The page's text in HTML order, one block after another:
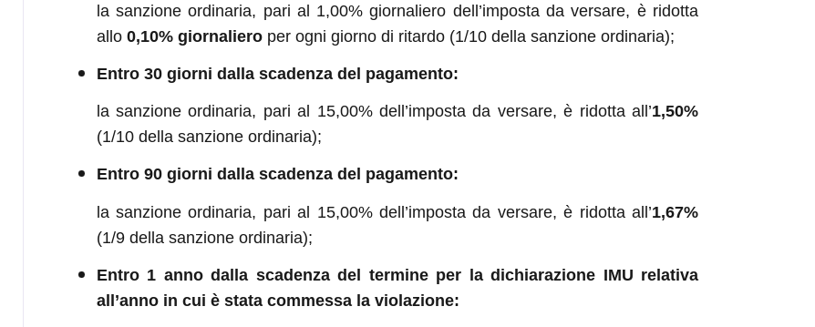
la sanzione ordinaria, pari al 1,00% giornaliero dell’imposta da versare, è ridotta
allo 0,10% giornalieroper ogni giorno di ritardo (1/10 della sanzione ordinaria);
Entro 30 giorni dalla scadenza del pagamento:
la sanzione ordinaria, pari al 15,00% dell’imposta da versare, è ridotta all’1,50%
(1/10 della sanzione ordinaria);
Entro 90 giorni dalla scadenza del pagamento:
la sanzione ordinaria, pari al 15,00% dell’imposta da versare, è ridotta all’1,67%
(1/9 della sanzione ordinaria);
Entro 1 anno dalla scadenza del termine per la dichiarazione IMU relativa
all’anno in cui è stata commessa la violazione: